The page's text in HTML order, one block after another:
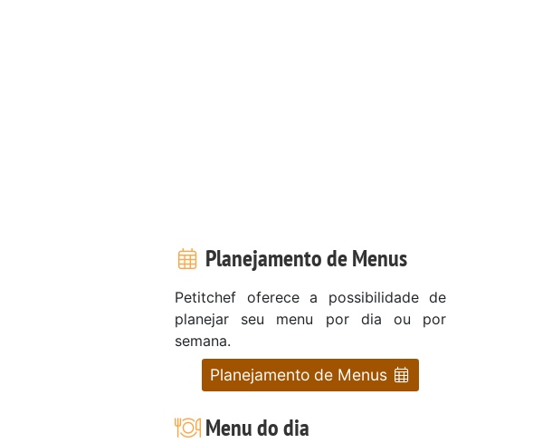
Planejamento de Menus
Petitchef oferece a possibilidade de
planejar seu menu por dia ou por
semana.
Planejamento de Menus
Menu do dia